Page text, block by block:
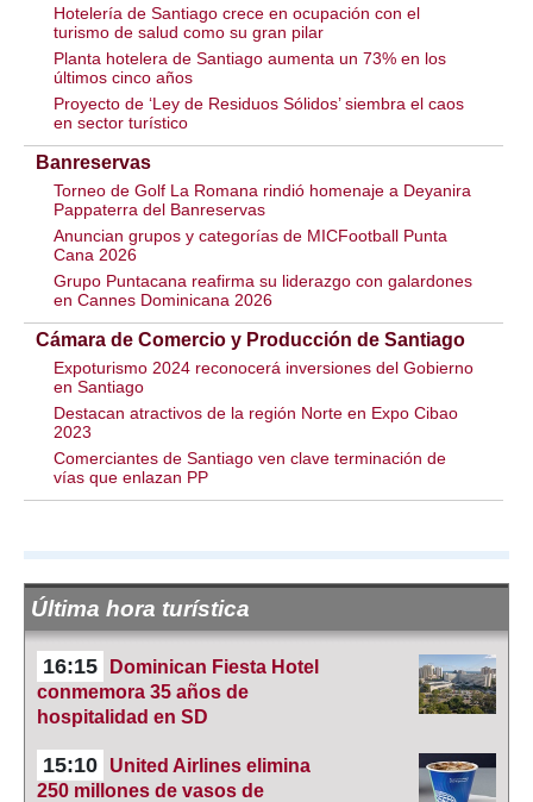
Hotelería de Santiago crece en ocupación con el
turismo de salud como su gran pilar
Planta hotelera de Santiago aumenta un 73% en los
últimos cinco años
Proyecto de ‘Ley de Residuos Sólidos’ siembra el caos
en sector turístico
Banreservas
Torneo de Golf La Romana rindió homenaje a Deyanira
Pappaterra del Banreservas
Anuncian grupos y categorías de MICFootball Punta
Cana 2026
Grupo Puntacana reafirma su liderazgo con galardones
en Cannes Dominicana 2026
Cámara de Comercio y Producción de Santiago
Expoturismo 2024 reconocerá inversiones del Gobierno
en Santiago
Destacan atractivos de la región Norte en Expo Cibao
2023
Comerciantes de Santiago ven clave terminación de
vías que enlazan PP
Última hora turística
16:15
Dominican Fiesta Hotel
conmemora 35 años de
hospitalidad en SD
15:10
United Airlines elimina
250 millones de vasos de